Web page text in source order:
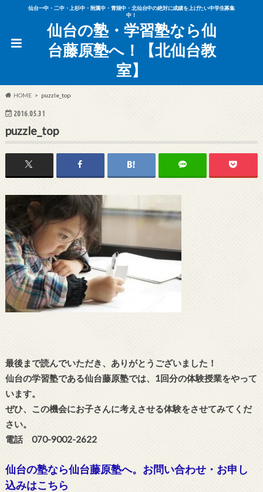
仙台一中・二中・上杉中・附属中・青陵中・北仙台中の絶対に成績を上げたい中学生募集
中！
仙台の塾・学習塾なら仙
台藤原塾へ！【北仙台教
室】
HOME puzzle_top
2016.05.31
puzzle_top
最後まで読んでいただき、ありがとうございました！
仙台の学習塾である仙台藤原塾では、1回分の体験授業をやって
います。
ぜひ、この機会にお子さんに考えさせる体験をさせてみてくだ
さい。
電話 070-9002-2622
仙台の塾なら仙台藤原塾へ。お問い合わせ・お申し
込みはこちら